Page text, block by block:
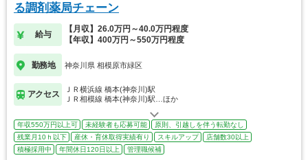
る調剤薬局チェーン
給与
【月収】26.0万円～40.0万円程度
【年収】400万円～550万円程度
勤務地 神奈川県 相模原市緑区
アクセス
ＪＲ横浜線 橋本(神奈川)駅
ＪＲ相模線 橋本(神奈川)駅…ほか
年収550万円以上可 未経験者も応募可能
原則、引越しを伴う転勤なし
残業月10ｈ以下
産休・育休取得実績有り スキルアップ
店舗数30以上
積極採用中
年間休日120日以上 管理職候補